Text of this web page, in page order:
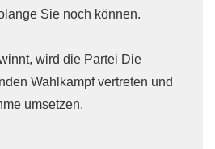
Sie noch können.
wird die Partei Die
Wahlkampf vertreten und
umsetzen.